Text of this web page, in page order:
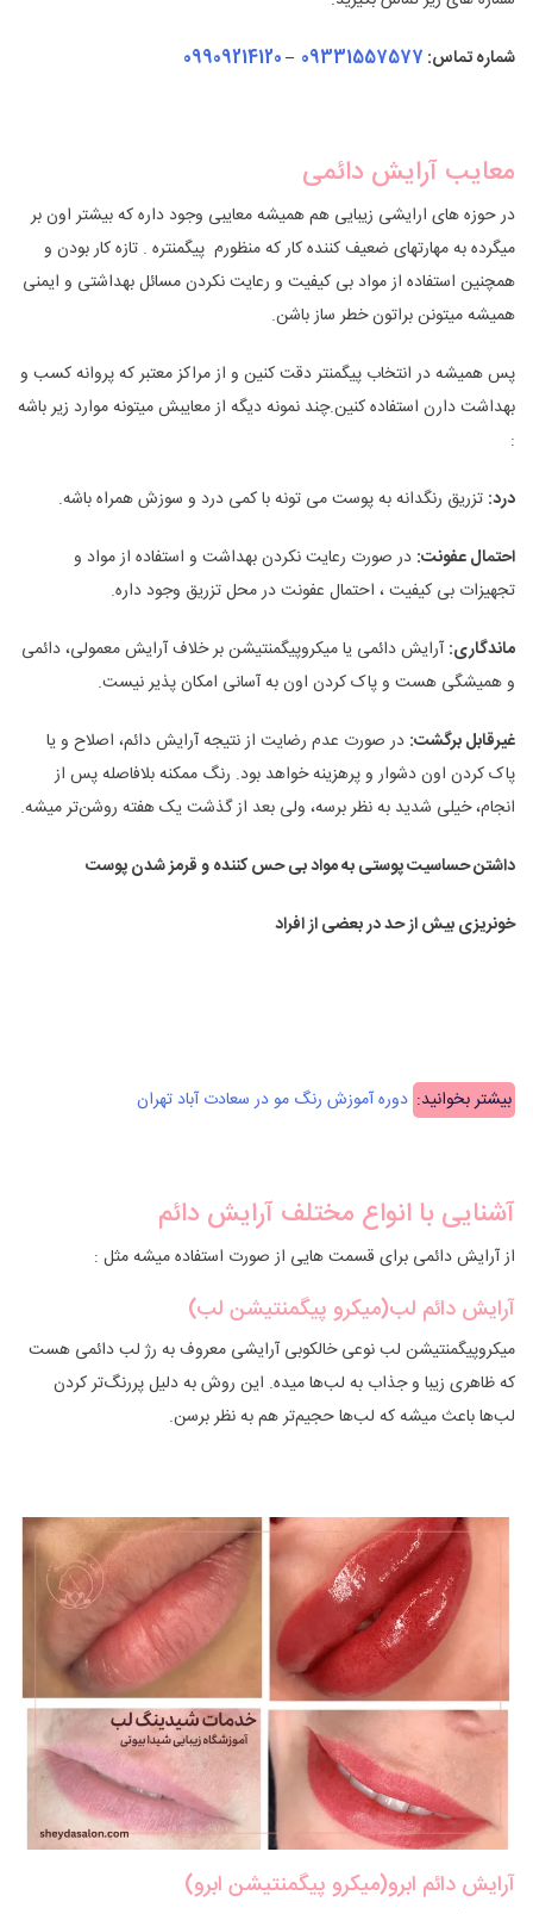
شماره تماس: 09331557577
–
09909214120
معایب آرایش دائمی
در حوزه های ارایشی زیبایی هم همیشه معایبی وجود داره که بیشتر اون بر
میگرده به مهارتهای ضعیف کننده کار که منظورم پیگمنتره . تازه کار بودن و
همچنین استفاده از مواد بی کیفیت و رعایت نکردن مسائل بهداشتی و ایمنی
همیشه میتونن براتون خطر ساز باشن.
پس همیشه در انتخاب پیگمنتر دقت کنین و از مراکز معتبر که پروانه کسب و
بهداشت دارن استفاده کنین.چند نمونه دیگه از معایبش میتونه موارد زیر باشه
:
درد: تزریق رنگدانه به پوست می تونه با کمی درد و سوزش همراه باشه.
احتمال عفونت: در صورت رعایت نکردن بهداشت و استفاده از مواد و
تجهیزات بی کیفیت ، احتمال عفونت در محل تزریق وجود داره.
ماندگاری:آرایش دائمی یا میکروپیگمنتیشن بر خلاف آرایش معمولی، دائمی
و همیشگی هست و پاک کردن اون به آسانی امکان پذیر نیست.
غیرقابل برگشت: در صورت عدم رضایت از نتیجه آرایش دائم، اصلاح و یا
پاک کردن اون دشوار و پرهزینه خواهد بود. رنگ ممکنه بلافاصله پس از
انجام، خیلی شدید به نظر برسه، ولی بعد از گذشت یک هفته روشن‌تر میشه.
داشتن حساسیت پوستی به مواد بی حس کننده و قرمز شدن پوست
خونریزی بیش از حد در بعضی از افراد
بیشتر بخوانید: دوره آموزش رنگ مو در سعادت آباد تهران
آشنایی با انواع مختلف آرایش دائم
از آرایش دائمی برای قسمت هایی از صورت استفاده میشه مثل :
آرایش دائم لب(میکرو پیگمنتیشن لب)
میکروپیگمنتیشن لب نوعی خالکوبی آرایشی معروف به رژ لب دائمی هست
که ظاهری زیبا و جذاب‌ به لب‌ها میده. این روش به دلیل ‌پررنگ‌تر‌ کردن
لب‌ها باعث میشه که لب‌ها حجیم‌تر هم به نظر برسن.
آرایش دائم ابرو(میکرو پیگمنتیشن ابرو)